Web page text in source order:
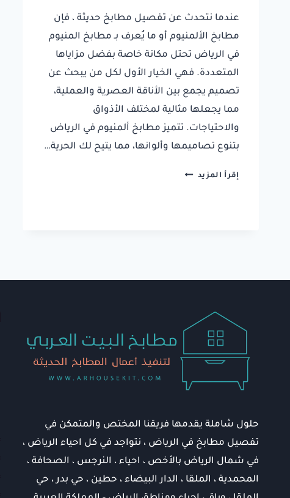
عندما نتحدث عن تفصيل مطابخ حديثة ، فإن
مطابخ الألمنيوم أو ما يُعرف بـ مطابخ المنيوم
في الرياض تحتل مكانة خاصة بفضل مزاياها
المتعددة. فهي الخيار الأول لكل من يبحث عن
تصميم يجمع بين الأناقة العصرية والعملية،
مما يجعلها مثالية لمختلف الأذواق
والاحتياجات. تتميز مطابخ ألمنيوم في الرياض
بتنوع تصاميمها وألوانها، مما يتيح لك الحرية…
إقرأ المزيد مطابخ
حلول شاملة يقدمها فريقنا المختص والمتمكن في
تفصيل مطابخ في الرياض ، نتواجد في كل احياء الرياض ،
في شمال الرياض بالأخص ، احياء ، النرجس ، الصحافة ،
المحمدية ، الملقا ، الدار البيضاء ، حطين ، حي بدر ، حي